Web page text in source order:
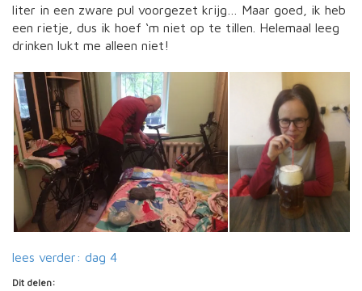
liter in een zware pul voorgezet krijg… Maar goed, ik heb
een rietje, dus ik hoef ‘m niet op te tillen. Helemaal leeg
drinken lukt me alleen niet!
lees verder: dag 4
Dit delen: